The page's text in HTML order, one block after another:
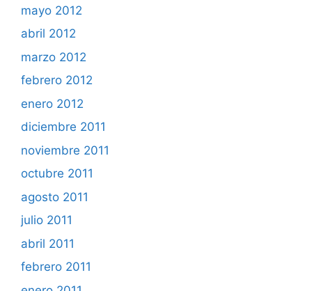
mayo 2012
abril 2012
marzo 2012
febrero 2012
enero 2012
diciembre 2011
noviembre 2011
octubre 2011
agosto 2011
julio 2011
abril 2011
febrero 2011